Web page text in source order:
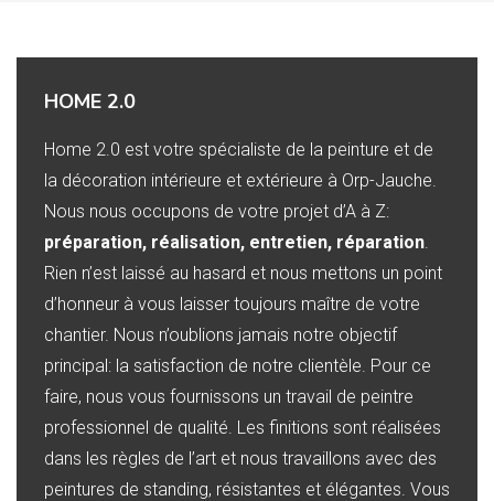
HOME 2.0
Home 2.0 est votre spécialiste de la peinture et de
la décoration intérieure et extérieure à Orp-Jauche.
Nous nous occupons de votre projet d’A à Z:
préparation, réalisation, entretien, réparation
Rien n’est laissé au hasard et nous mettons un point
d’honneur à vous laisser toujours maître de votre
chantier. Nous n’oublions jamais notre objectif
principal: la satisfaction de notre clientèle. Pour ce
faire, nous vous fournissons un travail de peintre
professionnel de qualité. Les finitions sont réalisées
dans les règles de l’art et nous travaillons avec des
peintures de standing, résistantes et élégantes. Vous